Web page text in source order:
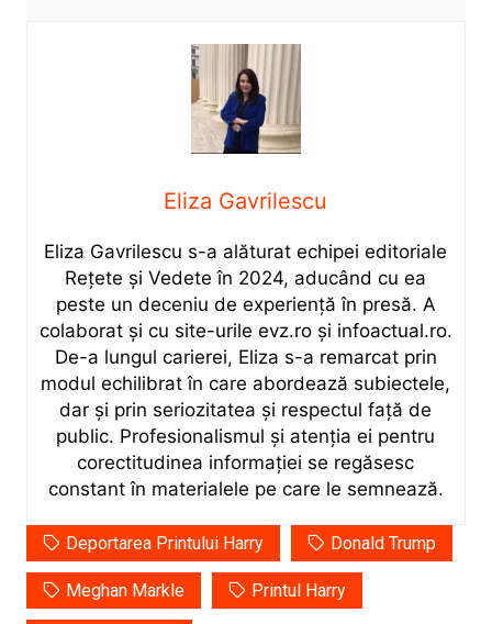
Eliza Gavrilescu
Eliza Gavrilescu s-a alăturat echipei editoriale
Rețete şi Vedete în 2024, aducând cu ea
peste un deceniu de experiență în presă. A
colaborat și cu site-urile evz.ro și infoactual.ro.
De-a lungul carierei, Eliza s-a remarcat prin
modul echilibrat în care abordează subiectele,
dar și prin seriozitatea și respectul față de
public. Profesionalismul și atenția ei pentru
corectitudinea informației se regăsesc
constant în materialele pe care le semnează.
Deportarea Printului Harry Donald Trump
Meghan Markle Printul Harry